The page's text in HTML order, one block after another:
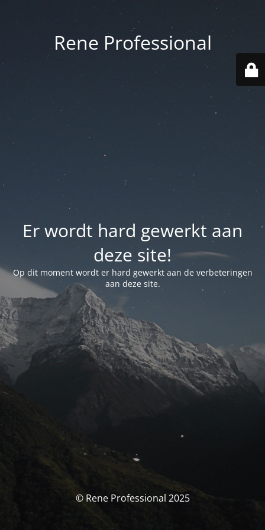
Rene Professional
Er wordt hard gewerkt aan
deze site!
Op dit moment wordt er hard gewerkt aan de verbeteringen
aan deze site.
© Rene Professional 2025